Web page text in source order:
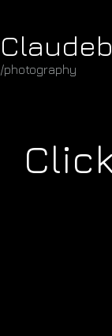
/photography